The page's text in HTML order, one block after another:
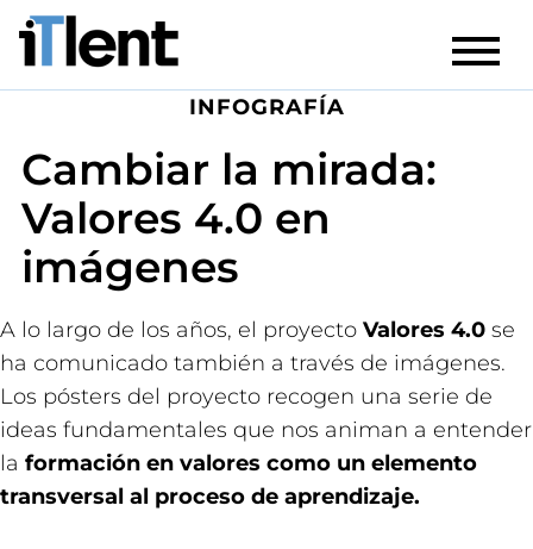
INFOGRAFÍA
Cambiar la mirada:
Valores 4.0 en
imágenes
A lo largo de los años, el proyecto Valores 4.0 se
ha comunicado también a través de imágenes.
Los pósters del proyecto recogen una serie de
ideas fundamentales que nos animan a entender
la formación en valores como un elemento
transversal al proceso de aprendizaje.